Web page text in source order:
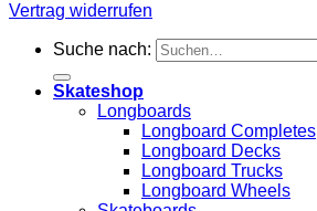
Vertrag widerrufen
Suche nach:
Skateshop
Longboards
Longboard Completes
Longboard Decks
Longboard Trucks
Longboard Wheels